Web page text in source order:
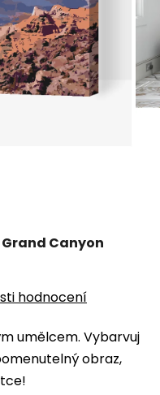
umělcem. Vybarvuj
obraz,
Canyon
hodnocení